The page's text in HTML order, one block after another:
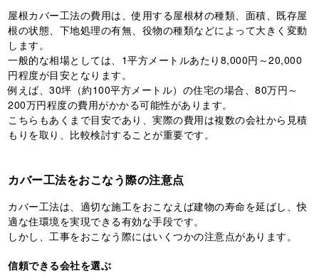
屋根カバー工法の費用は、使用する屋根材の種類、面積、既存屋
根の状態、下地処理の有無、役物の種類などによって大きく変動
します。
一般的な相場としては、1平方メートルあたり8,000円～20,000
円程度が目安となります。
例えば、30坪（約100平方メートル）の住宅の場合、80万円～
200万円程度の費用がかかる可能性があります。
こちらもあくまで目安であり、実際の費用は複数の会社から見積
もりを取り、比較検討することが重要です。
カバー工法をおこなう際の注意点
カバー工法は、適切な施工をおこなえば建物の寿命を延ばし、快
適な住環境を実現できる有効な手段です。
しかし、工事をおこなう際にはいくつかの注意点があります。
信頼できる会社を選ぶ